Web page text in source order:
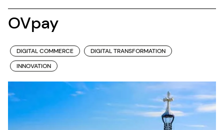
OVpay
DIGITAL COMMERCE
DIGITAL TRANSFORMATION
INNOVATION